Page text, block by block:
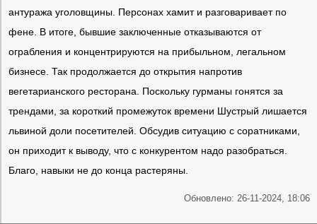
антуража уголовщины. Персонах хамит и разговаривает по
фене. В итоге, бывшие заключенные отказываются от
ограбления и концентрируются на прибыльном, легальном
бизнесе. Так продолжается до открытия напротив
вегетарианского ресторана. Поскольку гурманы гонятся за
трендами, за короткий промежуток времени Шустрый лишается
львиной доли посетителей. Обсудив ситуацию с соратниками,
он приходит к выводу, что с конкурентом надо разобраться.
Благо, навыки не до конца растеряны.
Обновлено: 26-11-2024, 18:06